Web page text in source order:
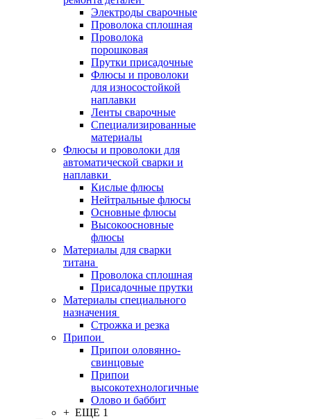
Электроды сварочные
Проволока сплошная
Проволока
порошковая
Прутки присадочные
Флюсы и проволоки
для износостойкой
наплавки
Ленты сварочные
Специализированные
материалы
Флюсы и проволоки для
автоматической сварки и
наплавки
Кислые флюсы
Нейтральные флюсы
Основные флюсы
Высокоосновные
флюсы
Материалы для сварки
титана
Проволока сплошная
Присадочные прутки
Материалы специального
назначения
Строжка и резка
Припои
Припои оловянно-
свинцовые
Припои
высокотехнологичные
Олово и баббит
+ ЕЩЕ 1